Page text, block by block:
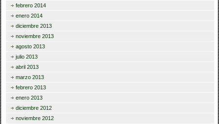
febrero 2014
enero 2014
diciembre 2013
noviembre 2013
agosto 2013
julio 2013
abril 2013
marzo 2013
febrero 2013
enero 2013
diciembre 2012
noviembre 2012